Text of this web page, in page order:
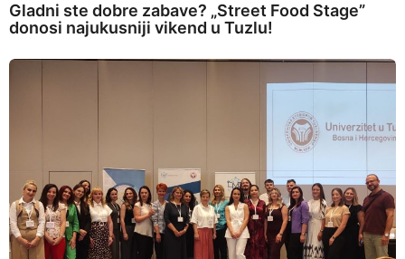
Gladni ste dobre zabave? „Street Food Stage”
donosi najukusniji vikend u Tuzlu!